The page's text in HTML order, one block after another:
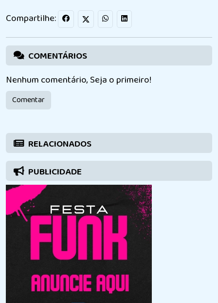
Compartilhe:
COMENTÁRIOS
Nenhum comentário, Seja o primeiro!
Comentar
RELACIONADOS
PUBLICIDADE